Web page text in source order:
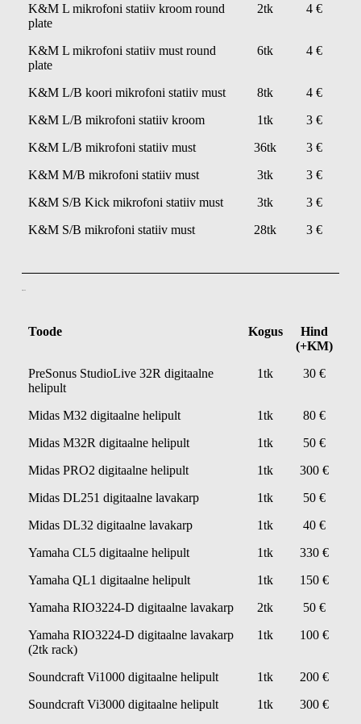
K&M L mikrofoni statiiv kroom round
plate
2tk 4 €
K&M L mikrofoni statiiv must round
plate
6tk 4 €
K&M L/B koori mikrofoni statiiv must 8tk
4 €
K&M L/B mikrofoni statiiv kroom
1tk
3 €
K&M L/B mikrofoni statiiv must
36tk
3 €
K&M M/B mikrofoni statiiv must
3tk
3 €
K&M S/B Kick mikrofoni statiiv must
3tk
3 €
K&M S/B mikrofoni statiiv must
28tk 3 €
Toode Kogus
Hind
(+KM)
PreSonus StudioLive 32R digitaalne
helipult
1tk 30 €
Midas M32 digitaalne helipult 1tk
80 €
Midas M32R digitaalne helipult
1tk
50 €
Midas PRO2 digitaalne helipult
1tk
300 €
Midas DL251 digitaalne lavakarp
1tk
50 €
Midas DL32 digitaalne lavakarp
1tk
40 €
Yamaha CL5 digitaalne helipult
1tk
330 €
Yamaha QL1 digitaalne helipult
1tk
150 €
Yamaha RIO3224-D digitaalne lavakarp
2tk
50 €
Yamaha RIO3224-D digitaalne lavakarp
(2tk rack)
1tk 100 €
Soundcraft Vi1000 digitaalne helipult 1tk
200 €
Soundcraft Vi3000 digitaalne helipult
1tk
300 €